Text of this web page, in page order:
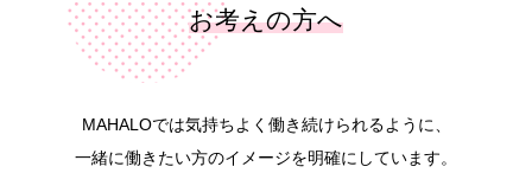
お考えの方へ
MAHALOでは気持ちよく働き続けられるように、
一緒に働きたい方のイメージを明確にしています。